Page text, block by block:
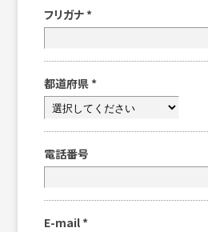
フリガナ *
都道府県 *
電話番号
E-mail *